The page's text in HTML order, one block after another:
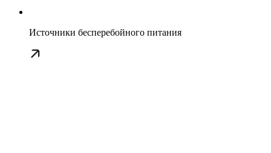
Источники бесперебойного питания